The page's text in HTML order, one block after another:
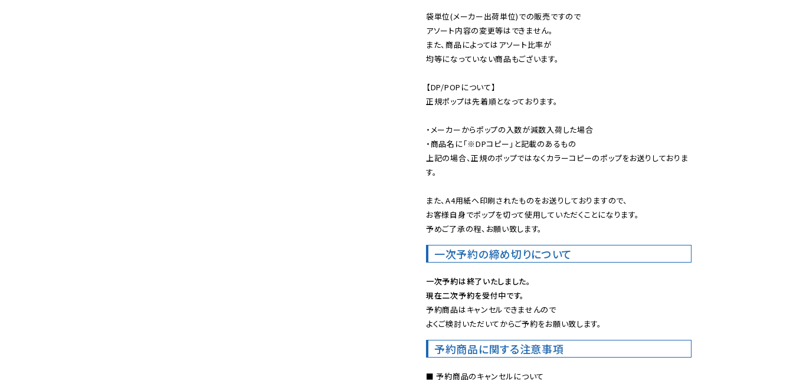
袋単位(メーカー出荷単位)での販売ですので
アソート内容の変更等はできません。
また、商品によってはアソート比率が
均等になっていない商品もございます。
【DP/POPについて】
正規ポップは先着順となっております。
・メーカーからポップの入数が減数入荷した場合
・商品名に「※DPコピー」と記載のあるもの
上記の場合、正規のポップではなくカラーコピーのポップをお送りしておりま
す。
また、A4用紙へ印刷されたものをお送りしておりますので、
お客様自身でポップを切って使用していただくことになります。
予めご了承の程、お願い致します。
一次予約の締め切りについて
一次予約は終了いたしました。
現在二次予約を受付中です。
予約商品はキャンセルできませんので
よくご検討いただいてからご予約をお願い致します。
予約商品に関する注意事項